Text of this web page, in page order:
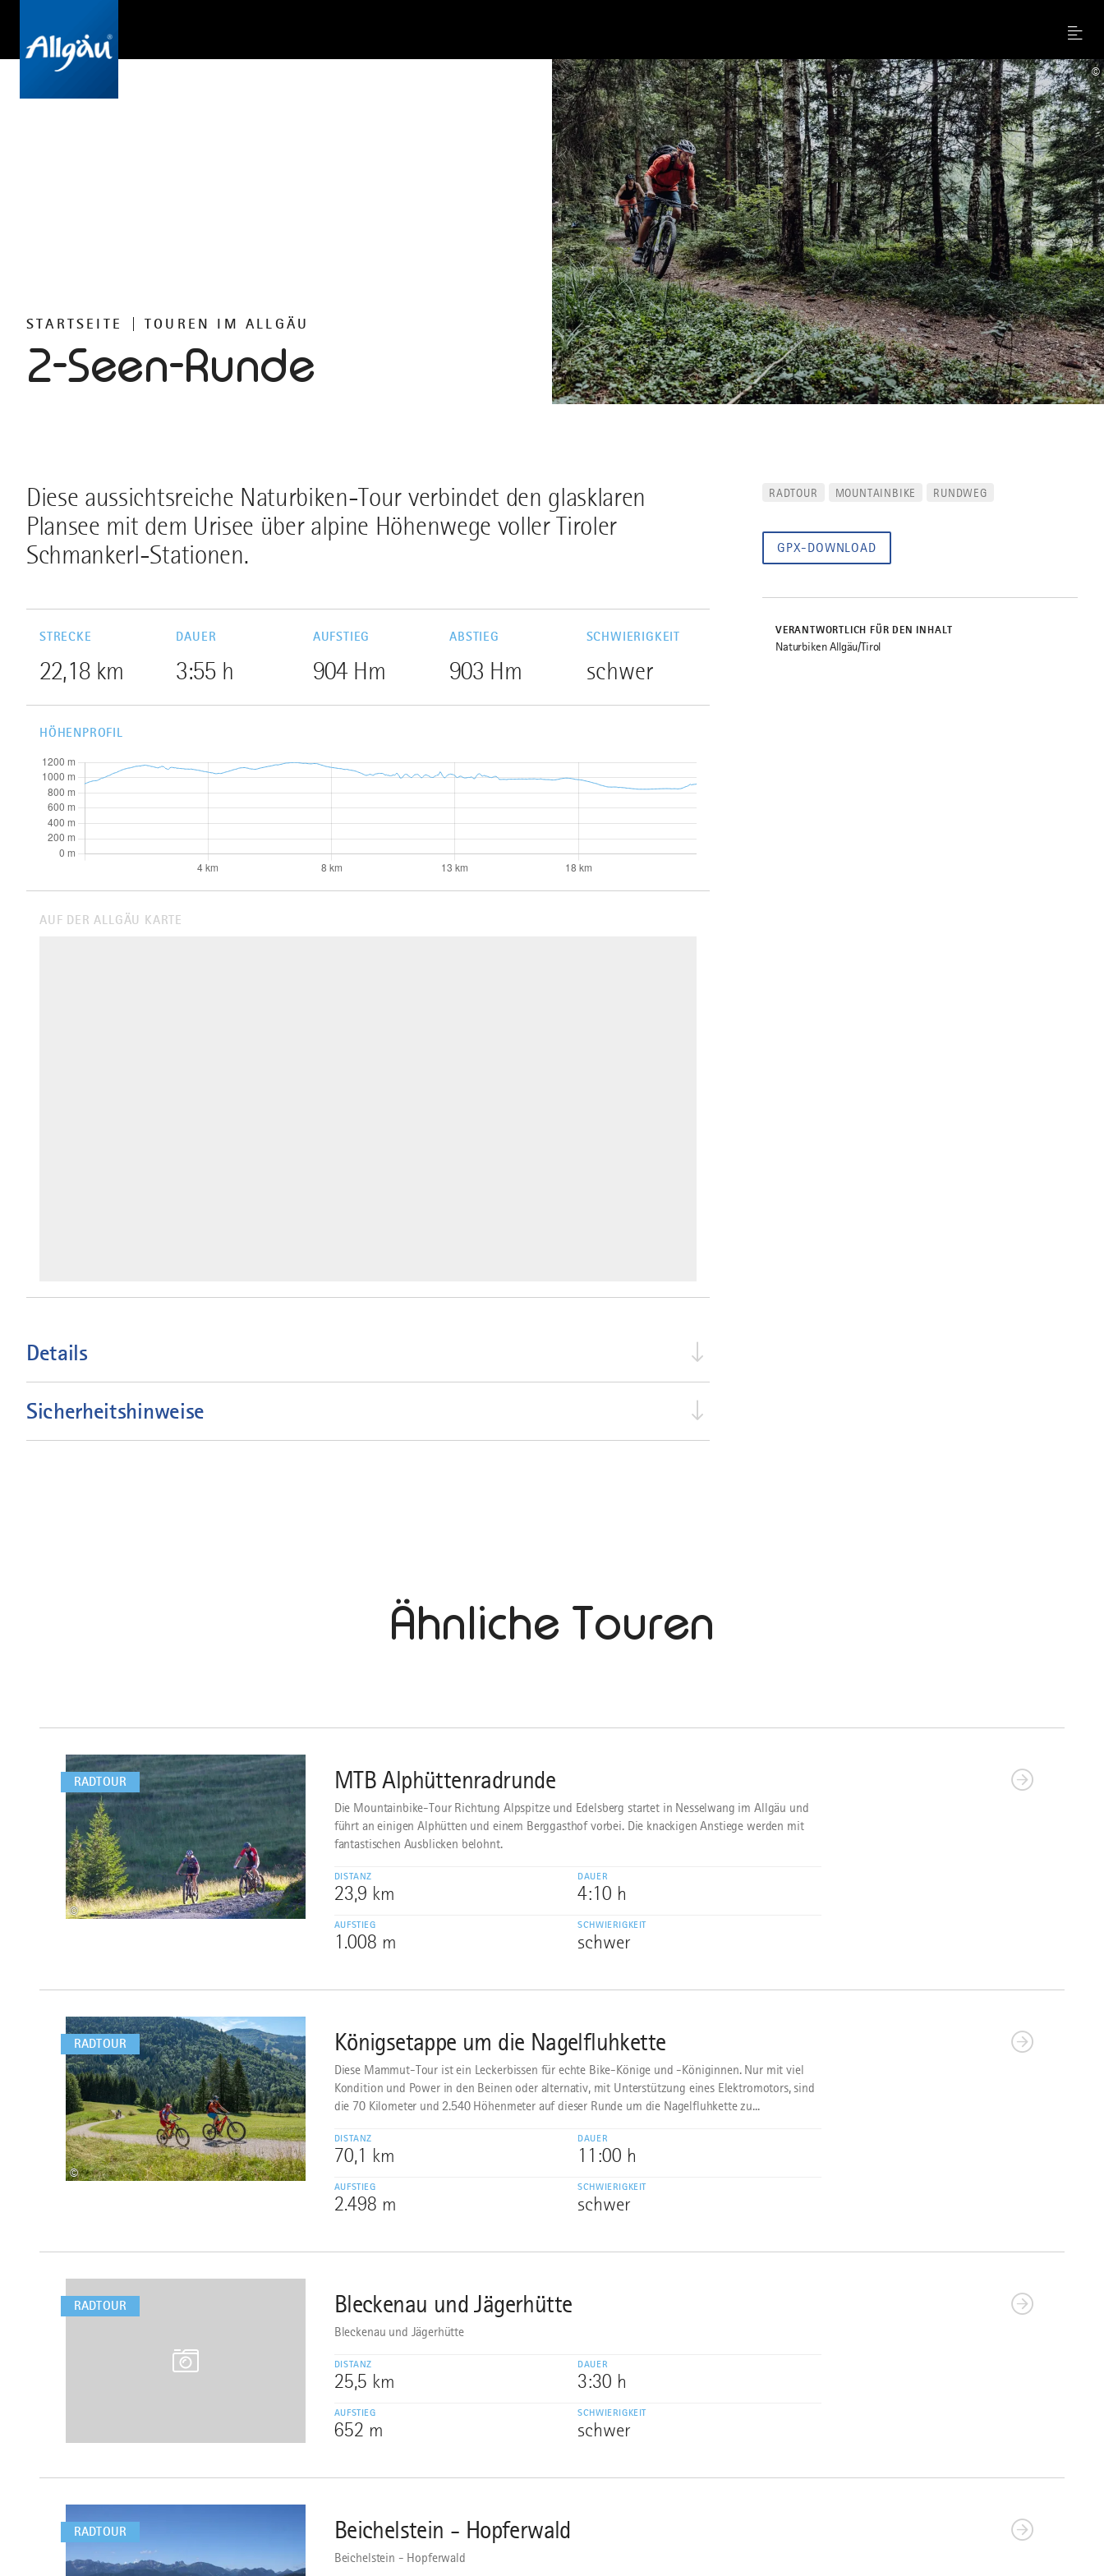
Menu
STARTSEITE TOUREN IM ALLGÄU
2-Seen-Runde
©
Diese aussichtsreiche Naturbiken-Tour verbindet den glasklaren
Plansee mit dem Urisee über alpine Höhenwege voller Tiroler
Schmankerl-Stationen.
STRECKE
22,18 km
DAUER
3:55 h
AUFSTIEG
904 Hm
ABSTIEG
903 Hm
SCHWIERIGKEIT
schwer
HÖHENPROFIL
AUF DER ALLGÄU KARTE
Details
Sicherheitshinweise
RADTOUR MOUNTAINBIKE RUNDWEG
GPX-DOWNLOAD
VERANTWORTLICH FÜR DEN INHALT
Naturbiken Allgäu/Tirol
Ähnliche Touren
RADTOUR
1
MTB Alphüttenradrunde
©
Die Mountainbike-Tour Richtung Alpspitze und Edelsberg startet in Nesselwang im Allgäu und
führt an einigen Alphütten und einem Berggasthof vorbei. Die knackigen Anstiege werden mit
fantastischen Ausblicken belohnt.
DISTANZ
23,9 km
DAUER
4:10 h
AUFSTIEG
1.008 m
SCHWIERIGKEIT
schwer
RADTOUR
2
Königsetappe um die Nagelfluhkette
©
Diese Mammut-Tour ist ein Leckerbissen für echte Bike-Könige und -Königinnen. Nur mit viel
Kondition und Power in den Beinen oder alternativ, mit Unterstützung eines Elektromotors, sind
die 70 Kilometer und 2.540 Höhenmeter auf dieser Runde um die Nagelfluhkette zu...
DISTANZ
70,1 km
DAUER
11:00 h
AUFSTIEG
2.498 m
SCHWIERIGKEIT
schwer
RADTOUR
3
Bleckenau und Jägerhütte
Bleckenau und Jägerhütte
DISTANZ
25,5 km
DAUER
3:30 h
AUFSTIEG
652 m
SCHWIERIGKEIT
schwer
RADTOUR
4
Beichelstein - Hopferwald
Beichelstein - Hopferwald